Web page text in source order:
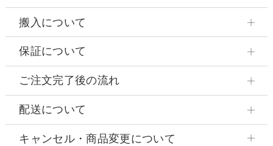
搬入について
保証について
ご注文完了後の流れ
配送について
キャンセル・商品変更について